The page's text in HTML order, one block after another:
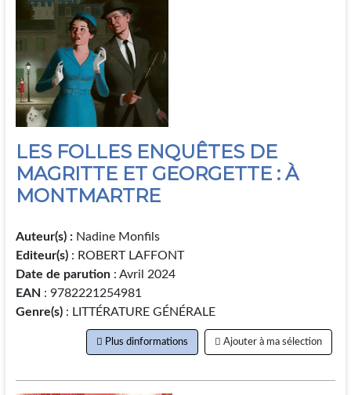
LES FOLLES ENQUÊTES DE
MAGRITTE ET GEORGETTE : À
MONTMARTRE
Auteur(s) :Nadine Monfils
Editeur(s) : ROBERT LAFFONT
Date de parution: Avril 2024
EAN : 9782221254981
Genre(s): LITTÉRATURE GÉNÉRALE
Plus dinformations Ajouter à ma sélection